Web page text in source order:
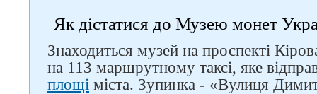
Як дістатися до Музею монет
Знаходиться музей на проспекті
на 113 маршрутному таксі, яке
площі міста. Зупинка - «Вулиця